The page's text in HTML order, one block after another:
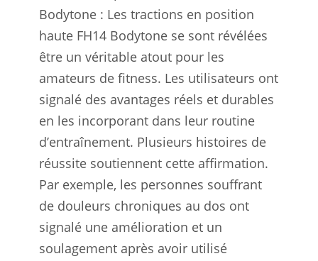
Bodytone : Les tractions en position
haute FH14 Bodytone se sont révélées
être un véritable atout pour les
amateurs de fitness. Les utilisateurs ont
signalé des avantages réels et durables
en les incorporant dans leur routine
d’entraînement. Plusieurs histoires de
réussite soutiennent cette affirmation.
Par exemple, les personnes souffrant
de douleurs chroniques au dos ont
signalé une amélioration et un
soulagement après avoir utilisé